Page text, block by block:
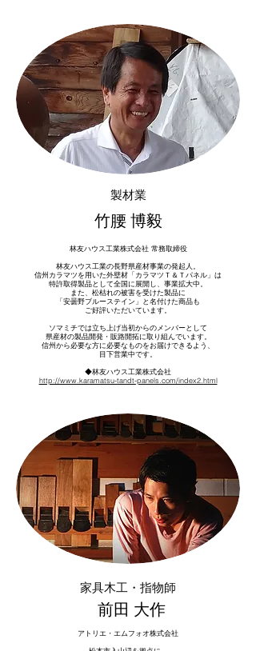
製材業
​竹腰 博毅
林友ハウス工業株式会社 常務取締役
林友ハウス工業の長野県産材事業の発起人。
信州カラマツを用いた外壁材「カラマツＴ＆Ｔパネル」は
特許取得製品として全国に展開し、事業拡大中。
また、松枯れの被害を受けた製品に
「安曇野ブルーステイン」と名付けた商品も
ご好評いただいています。
ソマミチでは立ち上げ当初からのメンバーとして
県産材の製品開発・販路開拓に取り組んでいます。
信州から必要な方に必要なものをお届けできるよう、
目下営業中です。
◆林友ハウス工業株式会社
http://www.karamatsu-tandt-panels.com/index2.html
家具木工・指物師
​前田 大作
アトリエ・エムフォオ株式会社